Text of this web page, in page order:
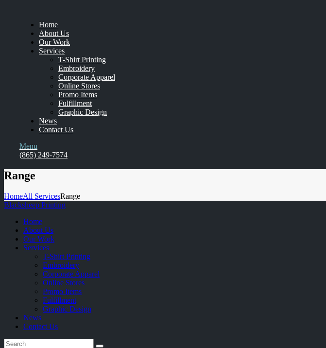
Home
About Us
Our Work
Services
T-Shirt Printing
Embroidery
Corporate Apparel
Online Stores
Promo Items
Fulfillment
Graphic Design
News
Contact Us
Menu
(865) 249-7574
Range
HomeAll ServicesRange
Blacksheep Printing
Home
About Us
Our Work
Services
T-Shirt Printing
Embroidery
Corporate Apparel
Online Stores
Promo Items
Fulfillment
Graphic Design
News
Contact Us